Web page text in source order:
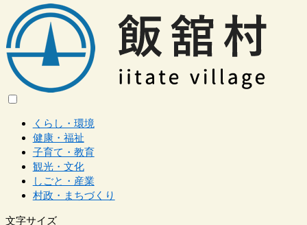
くらし・環境
健康・福祉
子育て・教育
観光・文化
しごと・産業
村政・まちづくり
文字サイズ